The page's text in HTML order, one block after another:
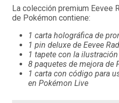
La colección premium Eevee
de Pokémon contiene:
1 carta holográfica de
1 pin deluxe de Eevee
1 tapete con la
8 paquetes de mejora de
1 carta con código para
en Pokémon Live